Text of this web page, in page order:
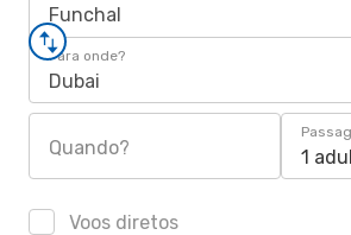
Funchal
Para onde?
Dubai
Quando? 1
Voos diretos